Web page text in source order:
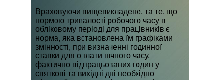
Враховуючи вищевикладене, та те, що
нормою тривалості робочого часу в
обліковому періоді для працівників є
норма, яка встановлена їм графіками
змінності, при визначенні годинної
ставки для оплати нічного часу,
фактично відпрацьованих годин у
святкові та вихідні дні необхідно